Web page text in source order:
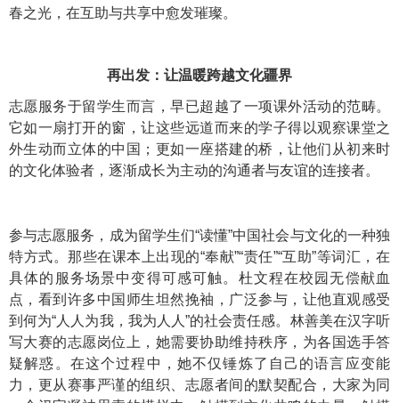
春之光，在互助与共享中愈发璀璨。
再出发：让温暖跨越文化疆界
志愿服务于留学生而言，早已超越了一项课外活动的范畴。
它如一扇打开的窗，让这些远道而来的学子得以观察课堂之
外生动而立体的中国；更如一座搭建的桥，让他们从初来时
的文化体验者，逐渐成长为主动的沟通者与友谊的连接者。
参与志愿服务，成为留学生们“读懂”中国社会与文化的一种独
特方式。那些在课本上出现的“奉献”“责任”“互助”等词汇，在
具体的服务场景中变得可感可触。杜文程在校园无偿献血
点，看到许多中国师生坦然挽袖，广泛参与，让他直观感受
到何为“人人为我，我为人人”的社会责任感。林善美在汉字听
写大赛的志愿岗位上，她需要协助维持秩序，为各国选手答
疑解惑。在这个过程中，她不仅锤炼了自己的语言应变能
力，更从赛事严谨的组织、志愿者间的默契配合，大家为同